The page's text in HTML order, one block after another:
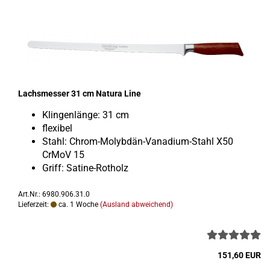
Lachs­mes­ser 31 cm Na­tu­ra Line
Klin­gen­län­ge: 31 cm
fle­xi­bel
Stahl: Chrom-​Molybdän-Vanadium-Stahl X50
CrMoV 15
Griff: Satine-​Rotholz
Art.Nr.: 6980.906.31.0
Lieferzeit:
ca. 1 Woche (Ausland abweichend)
151,60 EUR